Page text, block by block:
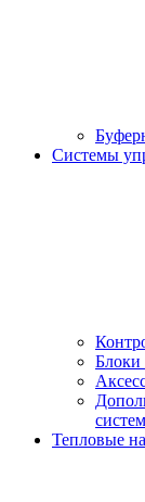
Системы
Блоки
Тепловые